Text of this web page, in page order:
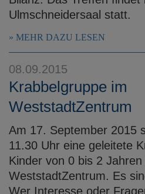
Ulmschneidersaal statt.
MEHR DAZU LESEN
08.09.2015
Krabbelgruppe im
WeststadtZentrum
Am 17. September 2015
11.30 Uhr eine geleitete
Kinder von 0 bis 2 Jahren
WeststadtZentrum. Es
Wer Interesse oder